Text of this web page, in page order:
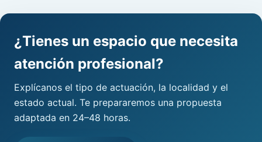
¿Tienes un espacio que necesita
atención profesional?
Explícanos el tipo de actuación, la localidad y el
estado actual. Te prepararemos una propuesta
adaptada en 24–48 horas.